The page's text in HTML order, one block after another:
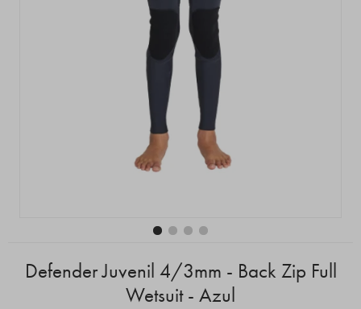
Defender Juvenil 4/3mm - Back Zip Full
Wetsuit - Azul